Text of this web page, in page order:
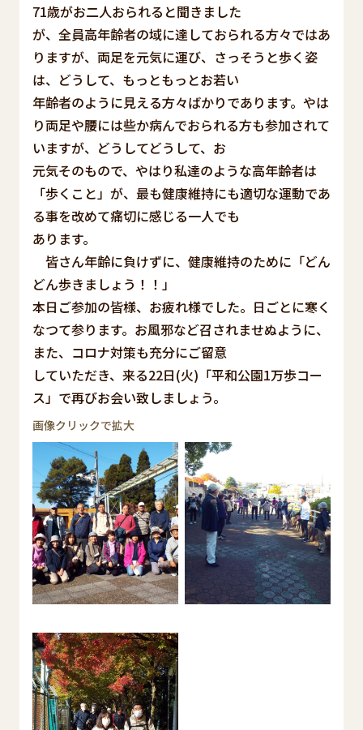
71歳がお二人おられると聞きました
が、全員高年齢者の域に達しておられる方々ではあ
りますが、両足を元気に運び、さっそうと歩く姿
は、どうして、もっともっとお若い
年齢者のように見える方々ばかりであります。やは
り両足や腰には些か病んでおられる方も参加されて
いますが、どうしてどうして、お
元気そのもので、やはり私達のような高年齢者は
「歩くこと」が、最も健康維持にも適切な運動であ
る事を改めて痛切に感じる一人でも
あります。
皆さん年齢に負けずに、健康維持のために「どん
どん歩きましょう！！」
本日ご参加の皆様、お疲れ様でした。日ごとに寒く
なつて参ります。お風邪など召されませぬように、
また、コロナ対策も充分にご留意
していただき、来る22日(火)「平和公園1万歩コー
ス」で再びお会い致しましょう。
画像クリックで拡大